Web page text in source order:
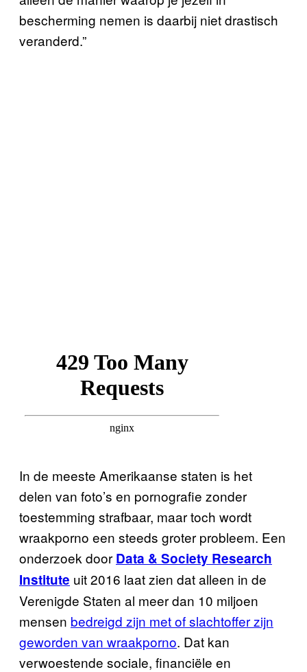
bescherming nemen is daarbij niet drastisch
veranderd.”
In de meeste Amerikaanse staten is het
delen van foto’s en pornografie zonder
toestemming strafbaar, maar toch wordt
wraakporno een steeds groter probleem. Een
onderzoek door Data & Society Research
Institute uit 2016 laat zien dat alleen in de
Verenigde Staten al meer dan 10 miljoen
mensen bedreigd zijn met of slachtoffer zijn
geworden van wraakporno. Dat kan
verwoestende sociale, financiële en